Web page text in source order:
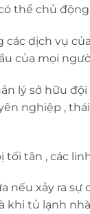
thể chủ
các dịch vụ
của mọi
lý sở hữu
nghiệp ,
tân , các
nếu xảy ra
khi tủ lạnh